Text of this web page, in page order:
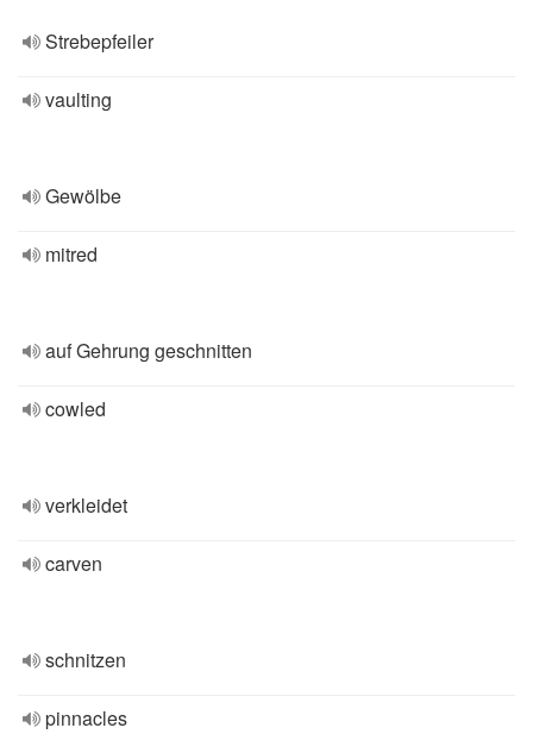
Strebepfeiler
vaulting
Gewölbe
mitred
auf Gehrung geschnitten
cowled
verkleidet
carven
schnitzen
pinnacles